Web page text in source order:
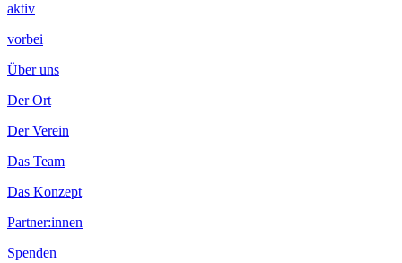
aktiv
vorbei
Über uns
Der Ort
Der Verein
Das Team
Das Konzept
Partner:innen
Spenden